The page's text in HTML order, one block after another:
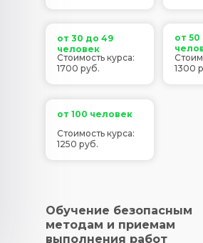
от 30 до 49
человек
от 50
от 100 человек
Стоимость курса:
1700 руб.
1300
Стоимость курса:
1250 руб.
Обучение безопасным
методам и приемам
выполнения работ